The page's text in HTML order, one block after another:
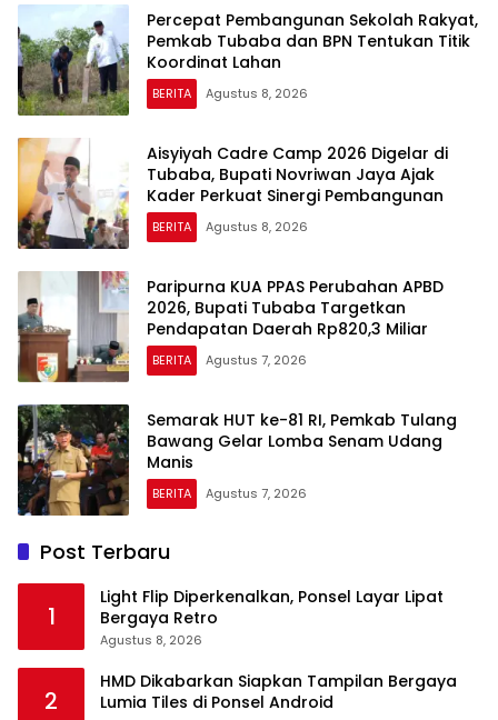
Percepat Pembangunan Sekolah Rakyat,
Pemkab Tubaba dan BPN Tentukan Titik
Koordinat Lahan
BERITA Agustus 8, 2026
Aisyiyah Cadre Camp 2026 Digelar di
Tubaba, Bupati Novriwan Jaya Ajak
Kader Perkuat Sinergi Pembangunan
BERITA Agustus 8, 2026
Paripurna KUA PPAS Perubahan APBD
2026, Bupati Tubaba Targetkan
Pendapatan Daerah Rp820,3 Miliar
BERITA Agustus 7, 2026
Semarak HUT ke-81 RI, Pemkab Tulang
Bawang Gelar Lomba Senam Udang
Manis
BERITA Agustus 7, 2026
Post Terbaru
1
Light Flip Diperkenalkan, Ponsel Layar Lipat
Bergaya Retro
Agustus 8, 2026
2
HMD Dikabarkan Siapkan Tampilan Bergaya
Lumia Tiles di Ponsel Android